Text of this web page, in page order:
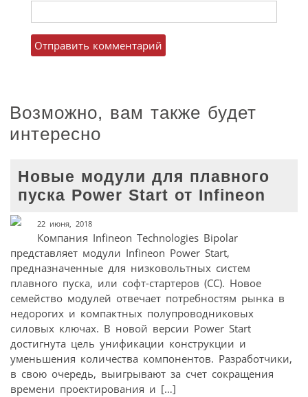
Возможно, вам также будет
интересно
Новые модули для плавного
пуска Power Start от Infineon
22 июня, 2018
Компания Infineon Technologies Bipolar
представляет модули Infineon Power Start,
предназначенные для низковольтных систем
плавного пуска, или софт-стартеров (СС). Новое
семейство модулей отвечает потребностям рынка в
недорогих и компактных полупроводниковых
силовых ключах. В новой версии Power Start
достигнута цель унификации конструкции и
уменьшения количества компонентов. Разработчики,
в свою очередь, выигрывают за счет сокращения
времени проектирования и […]